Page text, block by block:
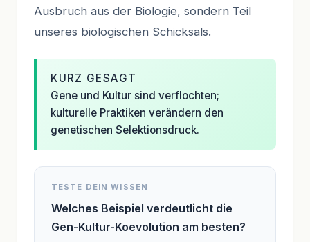
Ausbruch aus der Biologie, sondern Teil
unseres biologischen Schicksals.
KURZ GESAGT
Gene und Kultur sind verflochten;
kulturelle Praktiken verändern den
genetischen Selektionsdruck.
TESTE DEIN WISSEN
Welches Beispiel verdeutlicht die
Gen-Kultur-Koevolution am besten?